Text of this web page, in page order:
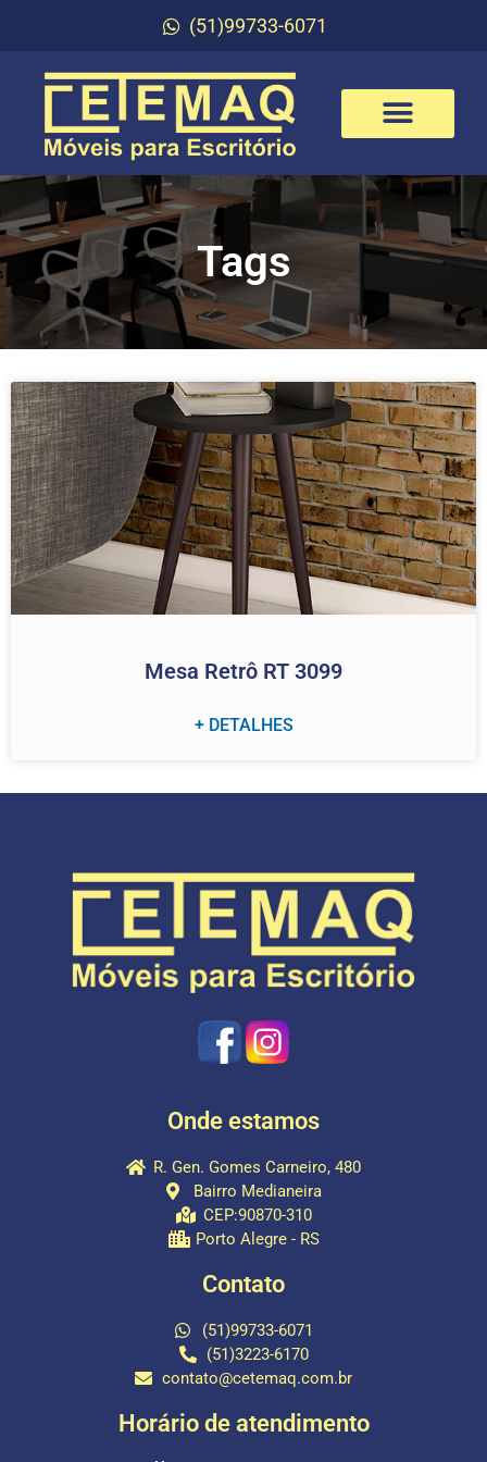
(51)99733-6071
Tags
Mesa Retrô RT 3099
+ DETALHES
Onde estamos
R. Gen. Gomes Carneiro, 480
Bairro Medianeira
CEP:90870-310
Porto Alegre - RS
Contato
(51)99733-6071
(51)3223-6170
contato@cetemaq.com.br
Horário de atendimento